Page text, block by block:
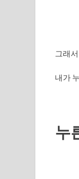
그래
내가
누